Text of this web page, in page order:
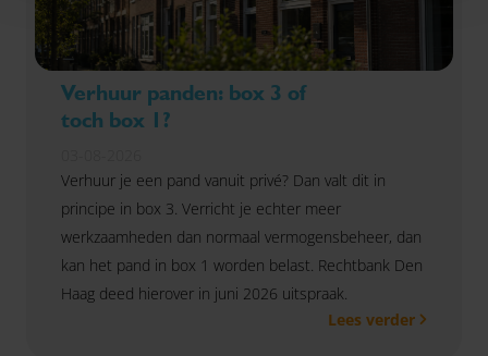
Verhuur panden: box 3 of
toch box 1?
Verhuur je een pand vanuit privé? Dan valt dit in
principe in box 3. Verricht je echter meer
werkzaamheden dan normaal vermogensbeheer, dan
kan het pand in box 1 worden belast. Rechtbank Den
Haag deed hierover in juni 2026 uitspraak.
Lees verder